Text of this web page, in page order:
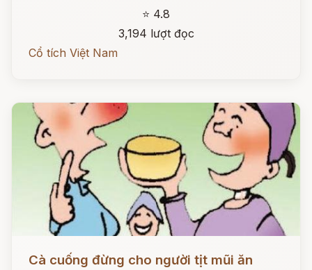
⭐ 4.8
3,194 lượt đọc
Cổ tích Việt Nam
Cà cuống đừng cho người tịt mũi ăn